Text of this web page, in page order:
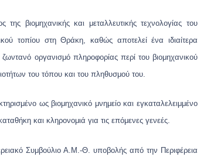
βιομηχανικής και μεταλλευτικής τεχνολογίας του
τοπίου στη Θράκη, καθώς αποτελεί ένα ιδιαίτερα
οργανισμό πληροφορίας περί του βιομηχανικού
του τόπου και του πληθυσμού του.
ως βιομηχανικό μνημείο και εγκαταλελειμμένο
και κληρονομιά για τις επόμενες γενεές.
Συμβούλιο Α.Μ.-Θ. υποβολής από την Περιφέρεια